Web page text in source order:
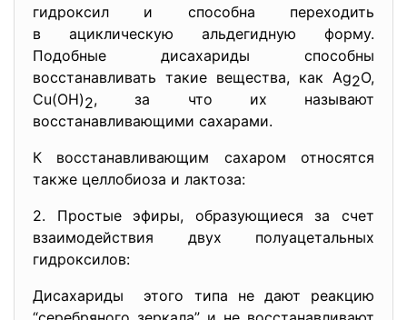
гидроксил и способна переходить
в ациклическую альдегидную форму.
Подобные дисахариды способны
восстанавливать такие вещества, как Ag2O,
Cu(OH)2, за что их называют
восстанавливающими сахарами.
К восстанавливающим сахаром относятся
также целлобиоза и лактоза:
2. Простые эфиры, образующиеся за счет
взаимодействия двух полуацетальных
гидроксилов:
Дисахариды этого типа не дают реакцию